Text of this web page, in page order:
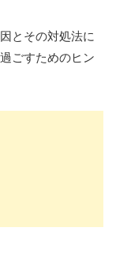
とその対処法に
ごすためのヒン